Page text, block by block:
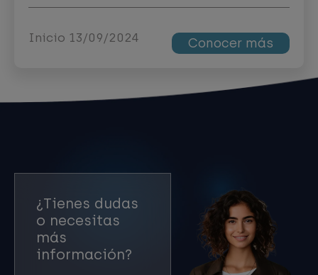
Inicio 13/09/2024 Conocer más
¿Tienes dudas
o necesitas
más
información?